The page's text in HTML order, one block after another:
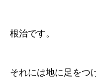
根治です。
それには地に足をつ